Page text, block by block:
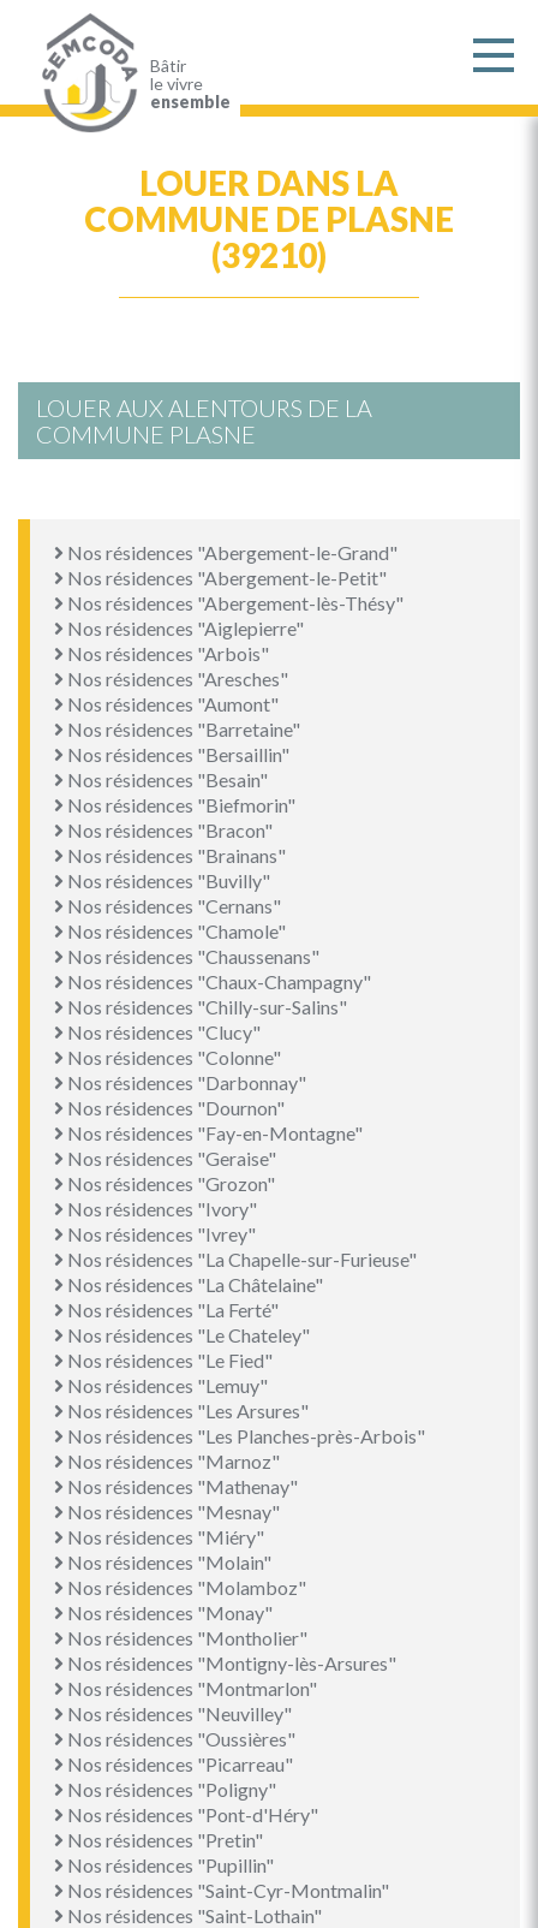
contenu
principal
Bâtir
le vivre
ensemble
LOUER DANS LA
COMMUNE DE PLASNE
(39210)
LOUER AUX ALENTOURS DE LA
COMMUNE PLASNE
Nos résidences "Abergement-le-Grand"
Nos résidences "Abergement-le-Petit"
Nos résidences "Abergement-lès-Thésy"
Nos résidences "Aiglepierre"
Nos résidences "Arbois"
Nos résidences "Aresches"
Nos résidences "Aumont"
Nos résidences "Barretaine"
Nos résidences "Bersaillin"
Nos résidences "Besain"
Nos résidences "Biefmorin"
Nos résidences "Bracon"
Nos résidences "Brainans"
Nos résidences "Buvilly"
Nos résidences "Cernans"
Nos résidences "Chamole"
Nos résidences "Chaussenans"
Nos résidences "Chaux-Champagny"
Nos résidences "Chilly-sur-Salins"
Nos résidences "Clucy"
Nos résidences "Colonne"
Nos résidences "Darbonnay"
Nos résidences "Dournon"
Nos résidences "Fay-en-Montagne"
Nos résidences "Geraise"
Nos résidences "Grozon"
Nos résidences "Ivory"
Nos résidences "Ivrey"
Nos résidences "La Chapelle-sur-Furieuse"
Nos résidences "La Châtelaine"
Nos résidences "La Ferté"
Nos résidences "Le Chateley"
Nos résidences "Le Fied"
Nos résidences "Lemuy"
Nos résidences "Les Arsures"
Nos résidences "Les Planches-près-Arbois"
Nos résidences "Marnoz"
Nos résidences "Mathenay"
Nos résidences "Mesnay"
Nos résidences "Miéry"
Nos résidences "Molain"
Nos résidences "Molamboz"
Nos résidences "Monay"
Nos résidences "Montholier"
Nos résidences "Montigny-lès-Arsures"
Nos résidences "Montmarlon"
Nos résidences "Neuvilley"
Nos résidences "Oussières"
Nos résidences "Picarreau"
Nos résidences "Poligny"
Nos résidences "Pont-d'Héry"
Nos résidences "Pretin"
Nos résidences "Pupillin"
Nos résidences "Saint-Cyr-Montmalin"
Nos résidences "Saint-Lothain"